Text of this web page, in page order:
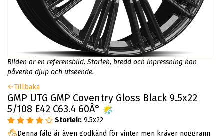
Bilden är en referensbild. Storlek, bredd och inpressning kan
påverka djup och utseende.
Tillbaka
GMP UTG GMP Coventry Gloss Black 9.5x22
5/108 E42 C63.4 60Â°
Storlek: 9.5x22
Denna fälg är även godkänd för vinter men kräver noggrann